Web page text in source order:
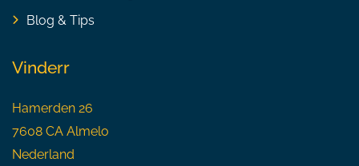
Blog & Tips
Vinderr
Hamerden 26
7608 CA Almelo
Nederland